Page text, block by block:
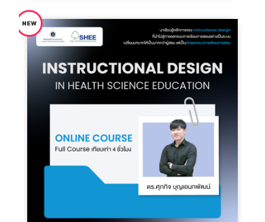
Effective Clinical Teaching สำหรับ แพทย์